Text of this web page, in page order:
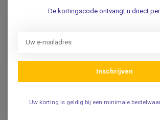
PRO ORTHIC
Orthic
PUSH MED
De kortingscode ontvangt u direct
Inschrijven
Uw korting is geldig bij een minimale